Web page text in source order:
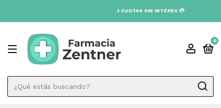
3 CUOTAS SIN INTÉRES 💳
0